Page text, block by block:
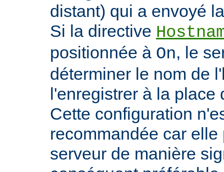
distant) qui a envoyé
Si la directive
positionnée à On, le
déterminer le nom de
l'enregistrer à la place
Cette configuration
recommandée car
serveur de manière